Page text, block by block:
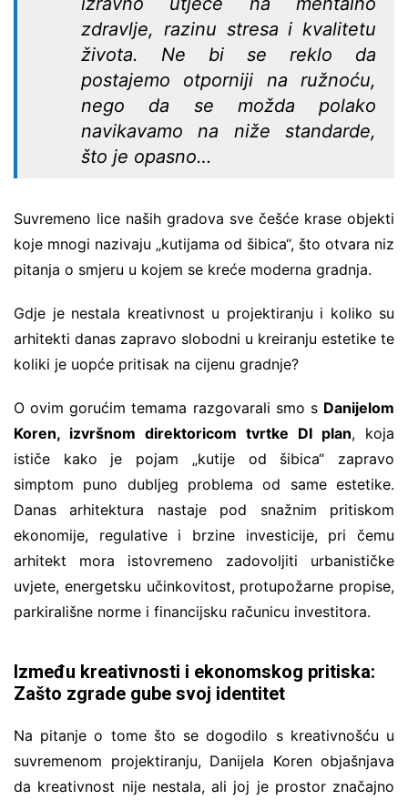
zdravlje, razinu stresa i kvalitetu
života. Ne bi se reklo da
postajemo otporniji na ružnoću,
nego da se možda polako
navikavamo na niže standarde,
što je opasno…
Suvremeno lice naših gradova sve češće krase objekti
koje mnogi nazivaju „kutijama od šibica“, što otvara niz
pitanja o smjeru u kojem se kreće moderna gradnja.
Gdje je nestala kreativnost u projektiranju i koliko su
arhitekti danas zapravo slobodni u kreiranju estetike te
koliki je uopće pritisak na cijenu gradnje?
O ovim gorućim temama razgovarali smo s Danijelom
Koren, izvršnom direktoricom tvrtke DI plan, koja
ističe kako je pojam „kutije od šibica“ zapravo
simptom puno dubljeg problema od same estetike.
Danas arhitektura nastaje pod snažnim pritiskom
ekonomije, regulative i brzine investicije, pri čemu
arhitekt mora istovremeno zadovoljiti urbanističke
uvjete, energetsku učinkovitost, protupožarne propise,
parkirališne norme i financijsku računicu investitora.
Između kreativnosti i ekonomskog pritiska:
Zašto zgrade gube svoj identitet
Na pitanje o tome što se dogodilo s kreativnošću u
suvremenom projektiranju, Danijela Koren objašnjava
da kreativnost nije nestala, ali joj je prostor značajno